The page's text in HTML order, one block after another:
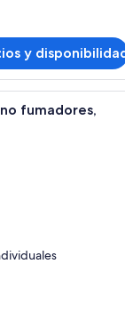
y
2
fumadores,